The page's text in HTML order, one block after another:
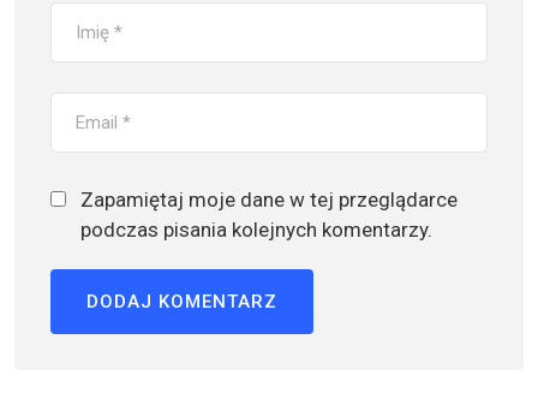
Zapamiętaj moje dane w tej przeglądarce
podczas pisania kolejnych komentarzy.